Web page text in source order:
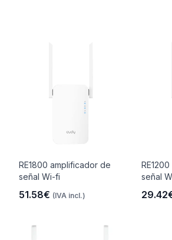
RE1800 amplificador de
señal Wi-fi
51.58€ (IVA incl.)
señal